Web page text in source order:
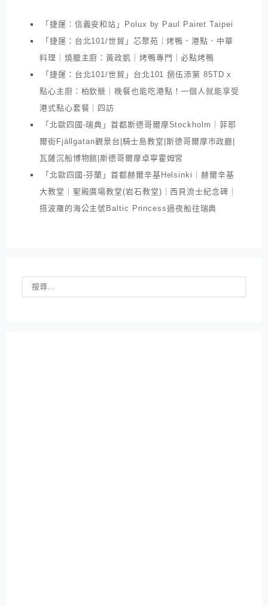
「捷運：信義安和站」Polux by Paul Pairet Taipei
「捷運：台北101/世貿」芯聚苑｜烤鴨．港點．中華
料理｜燒臘主廚：黃政凱｜烤鴨專門｜必點烤鴨
「捷運：台北101/世貿」台北101 捌伍添第 85TD x
點心主廚：柏欽競｜晚餐也能吃港點！一個人就能享受
港式點心套餐｜四訪
「北歐四國-瑞典」首都斯德哥爾摩Stockholm｜菲耶
爾街Fjällgatan觀景台|騎士島教堂|斯德哥爾摩市政廳|
瓦薩沉船博物館|斯德哥爾摩卓寧霍姆宮
「北歐四國-芬蘭」首都赫爾辛基Helsinki｜赫爾辛基
大教堂｜聖殿廣場教堂(岩石教堂)｜西貝流士紀念碑｜
搭波羅的海公主號Baltic Princess過夜船往瑞典